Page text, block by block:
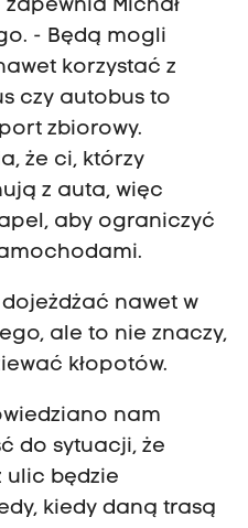
Michał
- Będą mogli
korzystać z
czy autobus to
zbiorowy.
że ci, którzy
z auta, więc
aby ograniczyć
nawet w
ale to nie znaczy,
kłopotów.
nam
do sytuacji, że
ulic będzie
kiedy daną trasą